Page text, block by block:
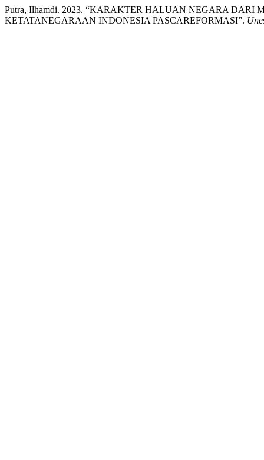
Putra, Ilhamdi. 2023. “KARAKTER HALUAN NEGARA
KETATANEGARAAN INDONESIA PASCAREFORMASI”.